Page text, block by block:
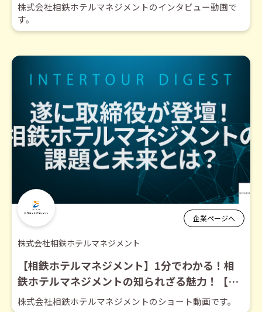
株式会社相鉄ホテルマネジメントのインタビュー動画で
す。
企業ページへ
株式会社相鉄ホテルマネジメント
【相鉄ホテルマネジメント】1分でわかる！相
鉄ホテルマネジメントの知られざる魅力！【シ
ョート動画】
株式会社相鉄ホテルマネジメントのショート動画です。